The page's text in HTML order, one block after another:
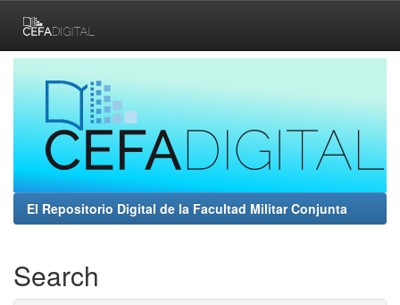
navigation
El Repositorio Digital de la Facultad Militar Conjunta
Search